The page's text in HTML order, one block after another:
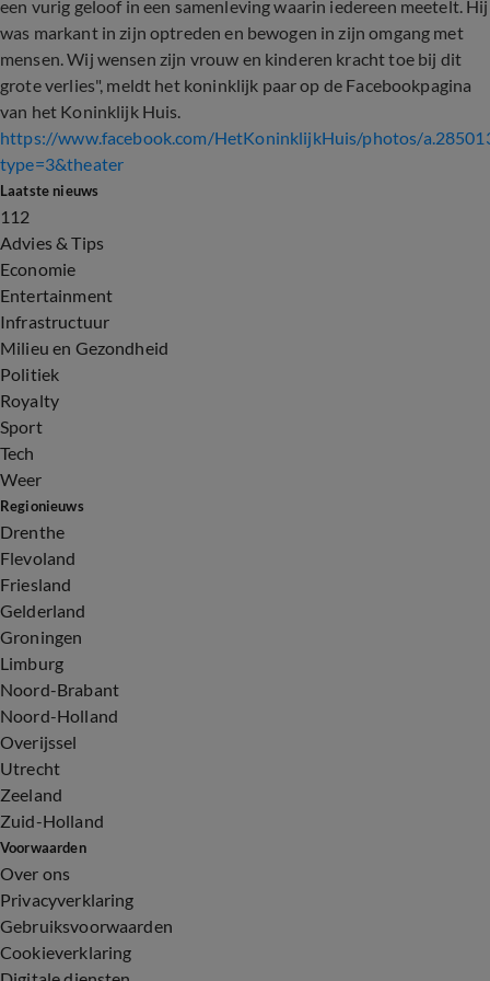
een vurig geloof in een samenleving waarin iedereen meetelt. Hij
was markant in zijn optreden en bewogen in zijn omgang met
mensen. Wij wensen zijn vrouw en kinderen kracht toe bij dit
grote verlies", meldt het koninklijk paar op de Facebookpagina
van het Koninklijk Huis.
https://www.facebook.com/HetKoninklijkHuis/photos/
type=3&theater
Laatste nieuws
112
Advies & Tips
Economie
Entertainment
Infrastructuur
Milieu en Gezondheid
Politiek
Royalty
Sport
Tech
Weer
Regionieuws
Drenthe
Flevoland
Friesland
Gelderland
Groningen
Limburg
Noord-Brabant
Noord-Holland
Overijssel
Utrecht
Zeeland
Zuid-Holland
Voorwaarden
Over ons
Privacyverklaring
Gebruiksvoorwaarden
Cookieverklaring